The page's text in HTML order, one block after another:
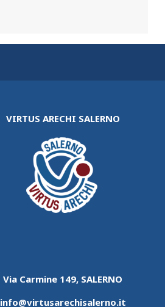
VIRTUS ARECHI SALERNO
Via Carmine 149, SALERNO
info@virtusarechisalerno.it